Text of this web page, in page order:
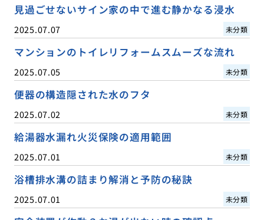
見過ごせないサイン家の中で進む静かなる浸水
2025.07.07 未分類
マンションのトイレリフォームスムーズな流れ
2025.07.05 未分類
便器の構造隠された水のフタ
2025.07.02 未分類
給湯器水漏れ火災保険の適用範囲
2025.07.01 未分類
浴槽排水溝の詰まり解消と予防の秘訣
2025.07.01 未分類